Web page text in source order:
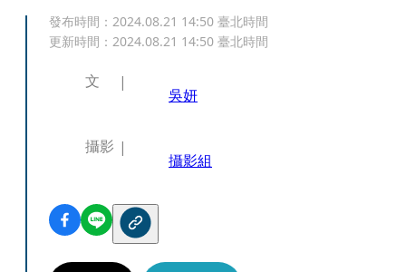
發布時間： 2024.08.21 14:50 臺北時間
更新時間： 2024.08.21 14:50 臺北時間
文
吳妍
攝影
攝影組